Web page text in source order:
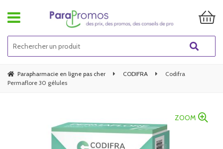
Parapharmacie en ligne pas cher CODIFRA
Codifra
Permaflore 30 gélules
ZOOM